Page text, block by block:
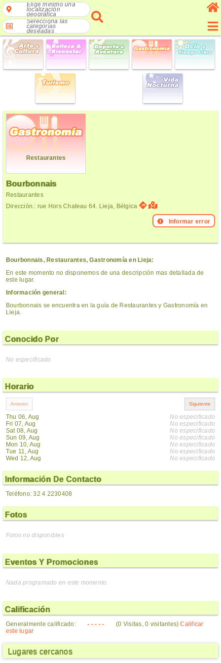
Elige mínimo una
localización
geográfica
Selecciona las
categorías
deseadas
Restaurantes
Bourbonnais
Restaurantes
Dirección.: rue Hors Chateau 64. Lieja, Bélgica
Informar error
Bourbonnais, Restaurantes, Gastronomía en Lieja:
En este momento no disponemos de una descripción mas detallada de
este lugar.
Información general:
Bourbonnais se encuentra en la guía de Restaurantes y Gastronomía en
Lieja.
Conocido Por
No especificado
Horario
Thu 06, Aug
Fri 07, Aug
Sat 08, Aug
Sun 09, Aug
Mon 10, Aug
Tue 11, Aug
Wed 12, Aug
No especificado
No especificado
No especificado
No especificado
No especificado
No especificado
No especificado
Información De Contacto
Teléfono: 32 4 2230408
Fotos
Fotos no disponibles
Eventos Y Promociones
Nada programado en este momento.
Calificación
Generalmente calificado: - - - - - (0 Visitas, 0 visitantes)Calificar
este lugar
Lugares cercanos